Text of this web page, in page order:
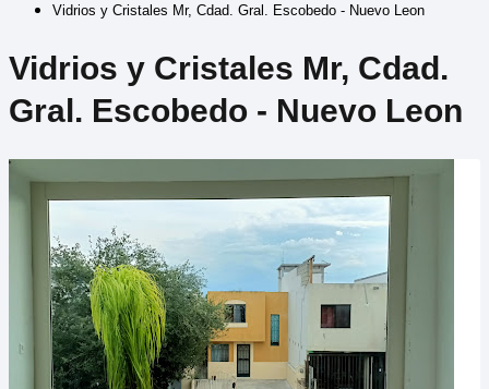
Vidrios y Cristales Mr, Cdad. Gral. Escobedo - Nuevo Leon
Vidrios y Cristales Mr, Cdad.
Gral. Escobedo - Nuevo Leon